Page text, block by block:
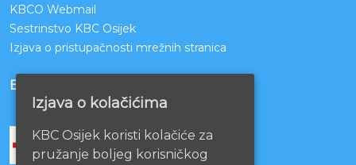
KBCO Webmail
Sestrinstvo KBC Osijek
Izjava o pristupačnosti mrežnih stranica
BOLNICE PARTNERI
Izjava o kolačićima
KBC Osijek koristi kolačiće za
pružanje boljeg korisničkog